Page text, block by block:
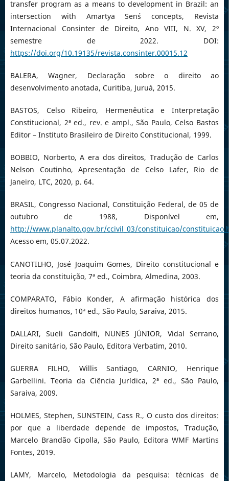
transfer program as a means to development in Brazil: an
intersection with Amartya Sen´s concepts, Revista
Internacional Consinter de Direito, Ano VIII, N. XV, 2º
semestre de 2022. DOI:
https://doi.org/10.19135/revista.consinter.00015.12
BALERA, Wagner, Declaração sobre o direito ao
desenvolvimento anotada, Curitiba, Juruá, 2015.
BASTOS, Celso Ribeiro, Hermenêutica e Interpretação
Constitucional, 2ª ed., rev. e ampl., São Paulo, Celso Bastos
Editor – Instituto Brasileiro de Direito Constitucional, 1999.
BOBBIO, Norberto, A era dos direitos, Tradução de Carlos
Nelson Coutinho, Apresentação de Celso Lafer, Rio de
Janeiro, LTC, 2020, p. 64.
BRASIL, Congresso Nacional, Constituição Federal, de 05 de
outubro de 1988, Disponível em,
http://www.planalto.gov.br/ccivil_03/constituicao/
Acesso em, 05.07.2022.
CANOTILHO, José Joaquim Gomes, Direito constitucional e
teoria da constituição, 7ª ed., Coimbra, Almedina, 2003.
COMPARATO, Fábio Konder, A afirmação histórica dos
direitos humanos, 10ª ed., São Paulo, Saraiva, 2015.
DALLARI, Sueli Gandolfi, NUNES JÚNIOR, Vidal Serrano,
Direito sanitário, São Paulo, Editora Verbatim, 2010.
GUERRA FILHO, Willis Santiago, CARNIO, Henrique
Garbellini. Teoria da Ciência Jurídica, 2ª ed., São Paulo,
Saraiva, 2009.
HOLMES, Stephen, SUNSTEIN, Cass R., O custo dos direitos:
por que a liberdade depende de impostos, Tradução,
Marcelo Brandão Cipolla, São Paulo, Editora WMF Martins
Fontes, 2019.
LAMY, Marcelo, Metodologia da pesquisa: técnicas de